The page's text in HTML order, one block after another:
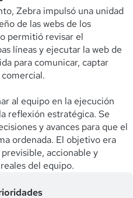
Zebra impulsó una unidad
de las webs de los
permitió revisar el
líneas y ejecutar la web de
para comunicar, captar
al equipo en la ejecución
reflexión estratégica. Se
y avances para que el
ordenada. El objetivo era
accionable y
del equipo.